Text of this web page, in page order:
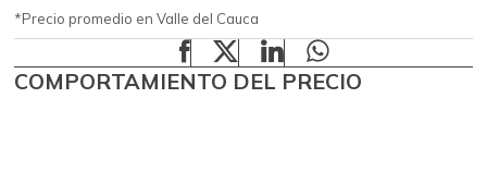
*Precio promedio en Valle del Cauca
COMPORTAMIENTO DEL PRECIO